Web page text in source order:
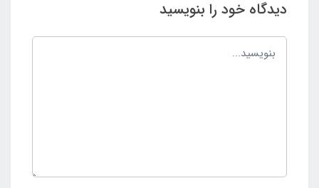
دیدگاه خود را بنویسید